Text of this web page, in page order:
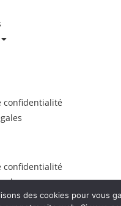
confidentialité
confidentialité
des cookies pour vous